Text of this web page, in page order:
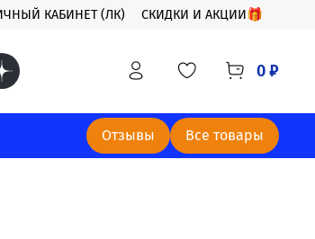
КАБИНЕТ (ЛК) СКИДКИ И АКЦИИ🎁
0 ₽
Отзывы Все товары